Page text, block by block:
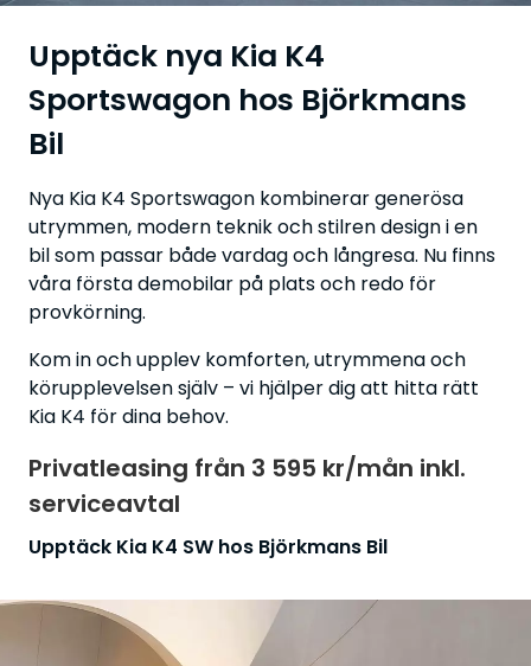
Upptäck nya Kia K4
Sportswagon hos Björkmans
Bil
Nya Kia K4 Sportswagon kombinerar generösa
utrymmen, modern teknik och stilren design i en
bil som passar både vardag och långresa. Nu finns
våra första demobilar på plats och redo för
provkörning.
Kom in och upplev komforten, utrymmena och
körupplevelsen själv – vi hjälper dig att hitta rätt
Kia K4 för dina behov.
Privatleasing från 3 595 kr/mån inkl.
serviceavtal
Upptäck Kia K4 SW hos Björkmans Bil